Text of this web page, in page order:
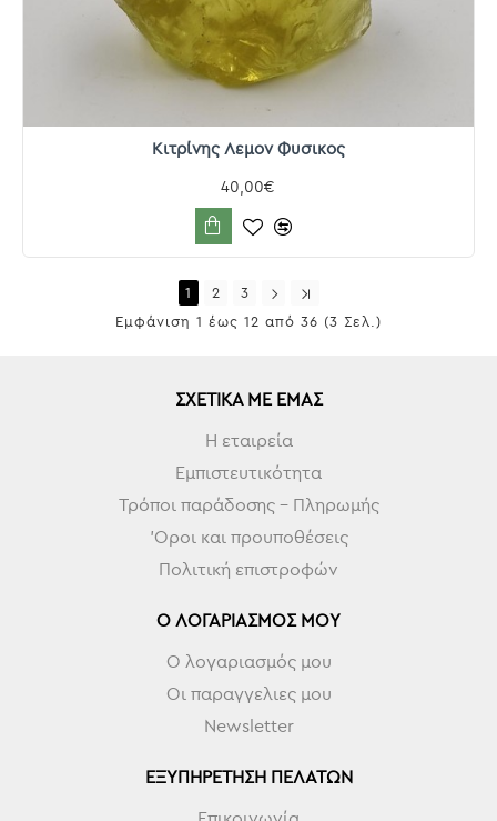
Κιτρίνης Λεμον Φυσικος
40,00€
1 2
3
Εμφάνιση 1 έως 12 από 36 (3 Σελ.)
ΣΧΕΤΙΚΆ ΜΕ ΕΜΆΣ
Η εταιρεία
Εμπιστευτικότητα
Τρόποι παράδοσης - Πληρωμής
'Οροι και προυποθέσεις
Πολιτική επιστροφών
Ο ΛΟΓΑΡΙΑΣΜΌΣ ΜΟΥ
Ο λογαριασμός μου
Οι παραγγελιες μου
Newsletter
ΕΞΥΠΗΡΈΤΗΣΗ ΠΕΛΑΤΏΝ